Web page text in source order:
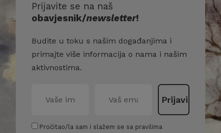
Prijavite se na naš
obavjesnik/newsletter!
Budite u toku s našim događanjima i
primajte više informacija o nama i našim
aktivnostima.
Pročitao/la sam i slažem se sa pravilima